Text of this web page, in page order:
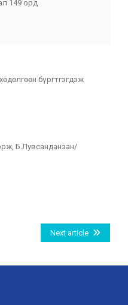
149 орд
бүргтгэгдэж
Б.Лувсанданзан/
Next article